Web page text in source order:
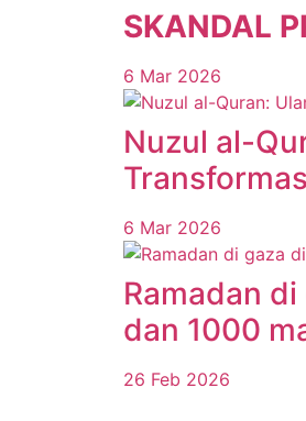
SKANDAL
6 Mar 2026
Nuzul al-
6 Mar 2026
Ramadan
dan 1000
26 Feb 2026